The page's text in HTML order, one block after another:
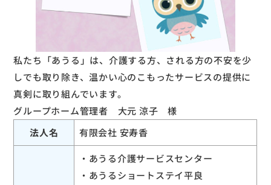
私たち「あうる」は、介護する方、される方の不安を少
しでも取り除き、温かい心のこもったサービスの提供に
真剣に取り組んでいます。
グループホーム管理者 大元 涼子 様
法人名
有限会社 安寿香
・あうる介護サービスセンター
・あうるショートステイ平良